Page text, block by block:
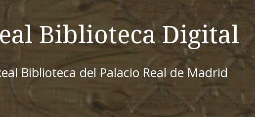
Biblioteca Digital
Biblioteca del Palacio Real de Madrid